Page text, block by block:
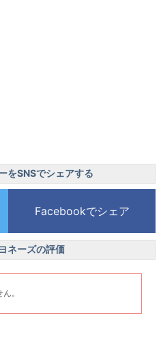
をSNSでシェアする
ネーズの評価
。